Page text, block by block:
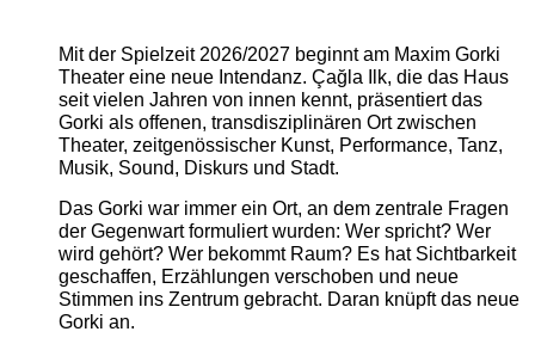
Mit der Spielzeit 2026/2027 beginnt am Maxim Gorki
Theater eine neue Intendanz. Çağla Ilk, die das Haus
seit vielen Jahren von innen kennt, präsentiert das
Gorki als offenen, transdisziplinären Ort zwischen
Theater, zeitgenössischer Kunst, Performance, Tanz,
Musik, Sound, Diskurs und Stadt.
Das Gorki war immer ein Ort, an dem zentrale Fragen
der Gegenwart formuliert wurden: Wer spricht? Wer
wird gehört? Wer bekommt Raum? Es hat Sichtbarkeit
geschaffen, Erzählungen verschoben und neue
Stimmen ins Zentrum gebracht. Daran knüpft das neue
Gorki an.